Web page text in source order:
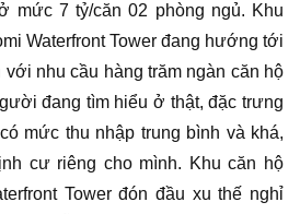
mức 7 tỷ/căn 02 phòng ngủ. Khu
Waterfront Tower đang hướng tới
nhu cầu hàng trăm ngàn căn hộ
đang tìm hiểu ở thật, đặc trưng
mức thu nhập trung bình và khá,
cư riêng cho mình. Khu căn hộ
Tower đón đầu xu thế nghỉ